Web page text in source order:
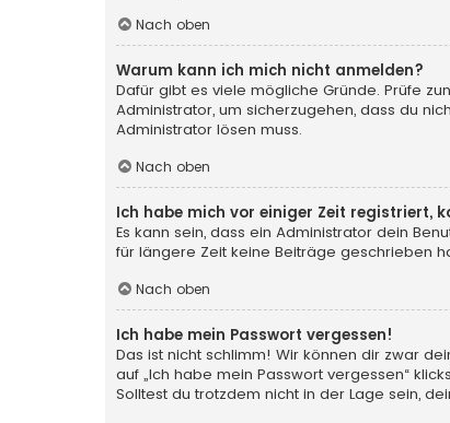
Nach oben
Warum kann ich mich nicht anmelden?
Dafür gibt es viele mögliche Gründe. Prüfe
Administrator, um sicherzugehen, dass du
Administrator lösen muss.
Nach oben
Ich habe mich vor einiger Zeit registriert,
Es kann sein, dass ein Administrator dein
für längere Zeit keine Beiträge geschrieben
Nach oben
Ich habe mein Passwort vergessen!
Das ist nicht schlimm! Wir können dir zwar
auf „Ich habe mein Passwort vergessen“
Solltest du trotzdem nicht in der Lage sein,